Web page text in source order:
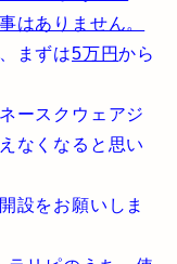
はありません。
まずは5万円から
ースクウェアジ
なくなると思い
設をお願いしま